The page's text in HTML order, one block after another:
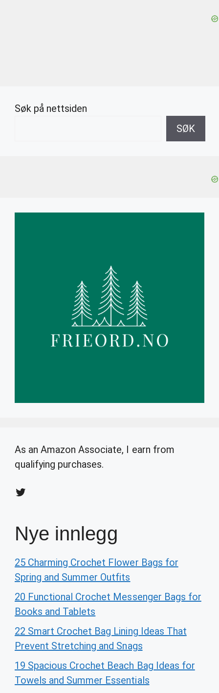
Søk på nettsiden
SØK
As an Amazon Associate, I earn from
qualifying purchases.
Twitter
Nye innlegg
25 Charming Crochet Flower Bags for
Spring and Summer Outfits
20 Functional Crochet Messenger Bags for
Books and Tablets
22 Smart Crochet Bag Lining Ideas That
Prevent Stretching and Snags
19 Spacious Crochet Beach Bag Ideas for
Towels and Summer Essentials